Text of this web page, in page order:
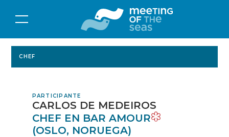
CHEF
PARTICIPANTE
CARLOS DE MEDEIROS
CHEF EN BAR AMOUR
(OSLO, NORUEGA)